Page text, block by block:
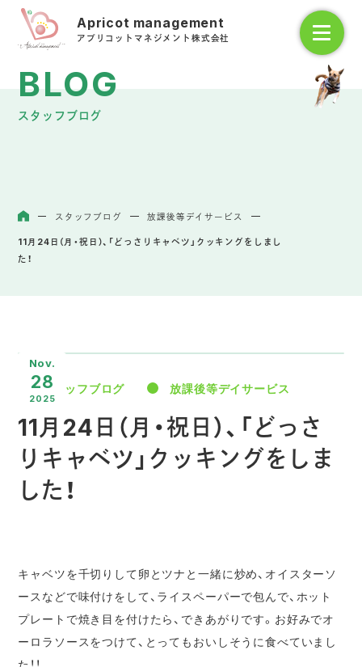
アプリコットマネジメント株式会社
スタッフブログ
ホームスタッフブログ 放課後等デイサービス
11月24日（月・祝日）、「どっさりキャベツ」クッキングをしまし
た！
Nov.
28
2025
スタッフブログ 放課後等デイサービス
11月24日（月・祝日）、「どっさ
りキャベツ」クッキングをしま
した！
キャベツを千切りして卵とツナと一緒に炒め、オイスターソ
ースなどで味付けをして、ライスペーパーで包んで、ホット
プレートで焼き目を付けたら、できあがりです。お好みでオ
ーロラソースをつけて、とってもおいしそうに食べていまし
た！！